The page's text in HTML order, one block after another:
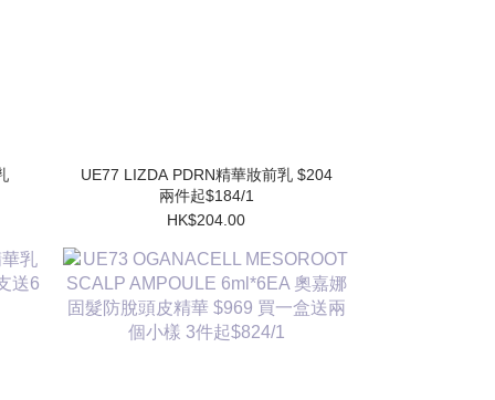
UE77 LIZDA PDRN精華妝前乳 $204
兩件起$184/1
HK$204.00